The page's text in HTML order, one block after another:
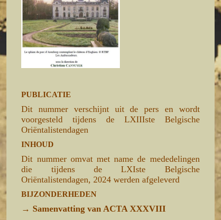
PUBLICATIE
Dit nummer verschijnt uit de pers en wordt
voorgesteld tijdens de LXIIIste Belgische
Oriëntalistendagen
INHOUD
Dit nummer omvat met name de mededelingen
die tijdens de LXIste Belgische
Oriëntalistendagen, 2024 werden afgeleverd
BIJZONDERHEDEN
→ Samenvatting van ACTA XXXVIII